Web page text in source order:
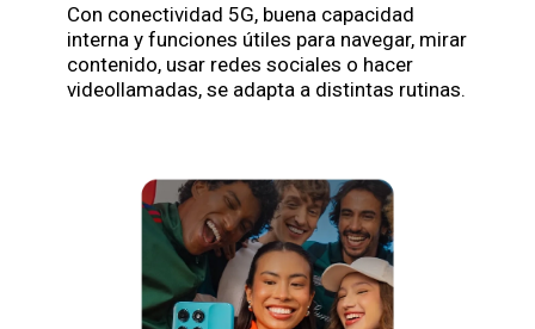
Con conectividad 5G, buena capacidad
interna y funciones útiles para navegar, mirar
contenido, usar redes sociales o hacer
videollamadas, se adapta a distintas rutinas.